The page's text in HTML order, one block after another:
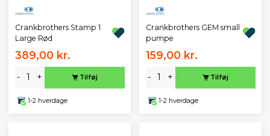
Crankbrothers Stamp 1
Large Rød
389,00 kr.
- + Tilføj
1-2 hverdage
Crankbrothers GEM small
pumpe
159,00 kr.
- + Tilføj
1-2 hverdage